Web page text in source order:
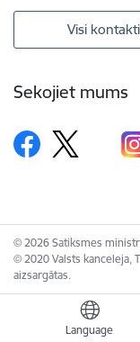
Language
Visi kontakti
Sekojiet mums
© 2026 Satiksmes
© 2020 Valsts kanceleja,
aizsargātas.